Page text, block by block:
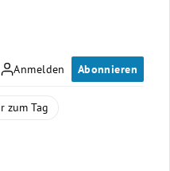
Anmelden Abonnieren
zum Tag